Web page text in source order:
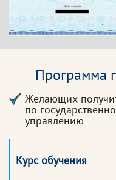
Программа
Желающих
по
управлению
Курс обучения